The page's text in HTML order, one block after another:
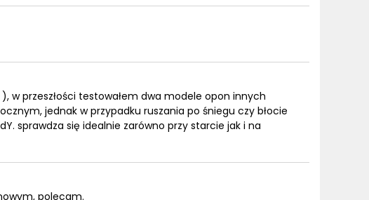
w przeszłości testowałem dwa modele opon innych
jednak w przypadku ruszania po śniegu czy błocie
sprawdza się idealnie zarówno przy starcie jak i na
polecam.